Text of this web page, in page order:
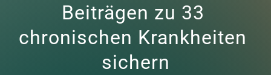
Beiträgen zu 33
chronischen Krankheiten
sichern